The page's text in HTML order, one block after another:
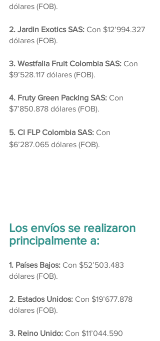
dólares (FOB).
2. Jardin Exotics SAS: Con $12’994.327
dólares (FOB).
3. Westfalia Fruit Colombia SAS: Con
$9’528.117 dólares (FOB).
4. Fruty Green Packing SAS: Con
$7’850.878 dólares (FOB).
5. CI FLP Colombia SAS: Con
$6’287.065 dólares (FOB).
Los envíos se realizaron
principalmente a:
1. Países Bajos: Con $52’503.483
dólares (FOB).
2. Estados Unidos: Con $19’677.878
dólares (FOB).
3. Reino Unido: Con $11’044.590